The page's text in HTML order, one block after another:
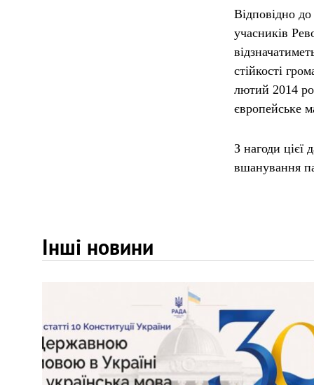
Відповідно
учасників
стійкості
лютий 2014
європейське
З нагоди цієї
вшанування
Інші новини